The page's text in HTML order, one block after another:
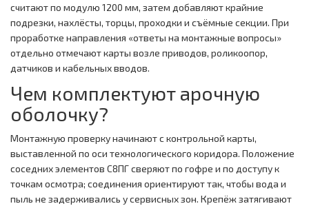
считают по модулю 1200 мм, затем добавляют крайние
подрезки, нахлёсты, торцы, проходки и съёмные секции. При
проработке направления «ответы на монтажные вопросы»
отдельно отмечают карты возле приводов, роликоопор,
датчиков и кабельных вводов.
Чем комплектуют арочную
оболочку?
Монтажную проверку начинают с контрольной карты,
выставленной по оси технологического коридора. Положение
соседних элементов С8ПГ сверяют по гофре и по доступу к
точкам осмотра; соединения ориентируют так, чтобы вода и
пыль не задерживались у сервисных зон. Крепёж затягивают